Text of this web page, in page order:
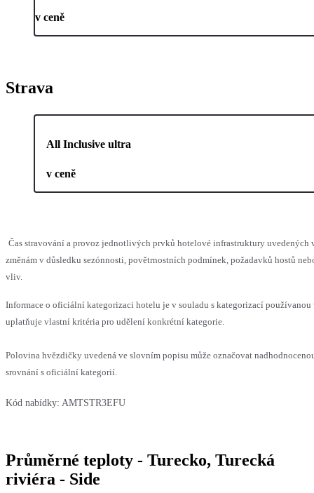
v ceně
Strava
All Inclusive ultra
v ceně
Čas stravování a provoz jednotlivých prvků hotelové infrastruktury uvedených
změnám v důsledku sezónnosti, povětrnostních podmínek, požadavků hostů
vliv.
Informace o oficiální kategorizaci hotelu je v souladu s kategorizací používanou
uplatňuje vlastní kritéria pro udělení konkrétní kategorie.
Polovina hvězdičky uvedená ve slovním popisu může označovat
srovnání s oficiální kategorií.
Kód nabídky: AMTSTR3EFU
Průměrné teploty - Turecko, Turecká
riviéra - Side